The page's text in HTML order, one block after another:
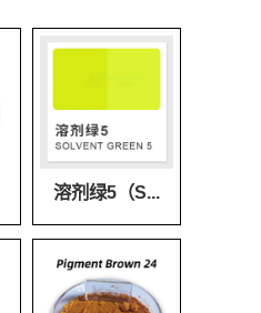
溶剂绿5（S...